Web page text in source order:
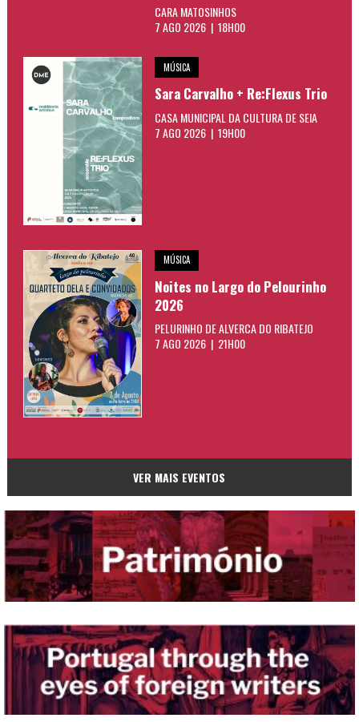
CARA MATOSINHOS
7 AGO 2026 | 18H00
MÚSICA
Sara Carvalho + Re:Flexus Trio
CASA MUNICIPAL DA CULTURA DE SEIA
7 AGO 2026 | 19H00
MÚSICA
Noites no Largo do Pelourinho
2026
PELURINHO DE ALVERCA DO RIBATEJO
7 AGO 2026 | 21H00
VER MAIS EVENTOS